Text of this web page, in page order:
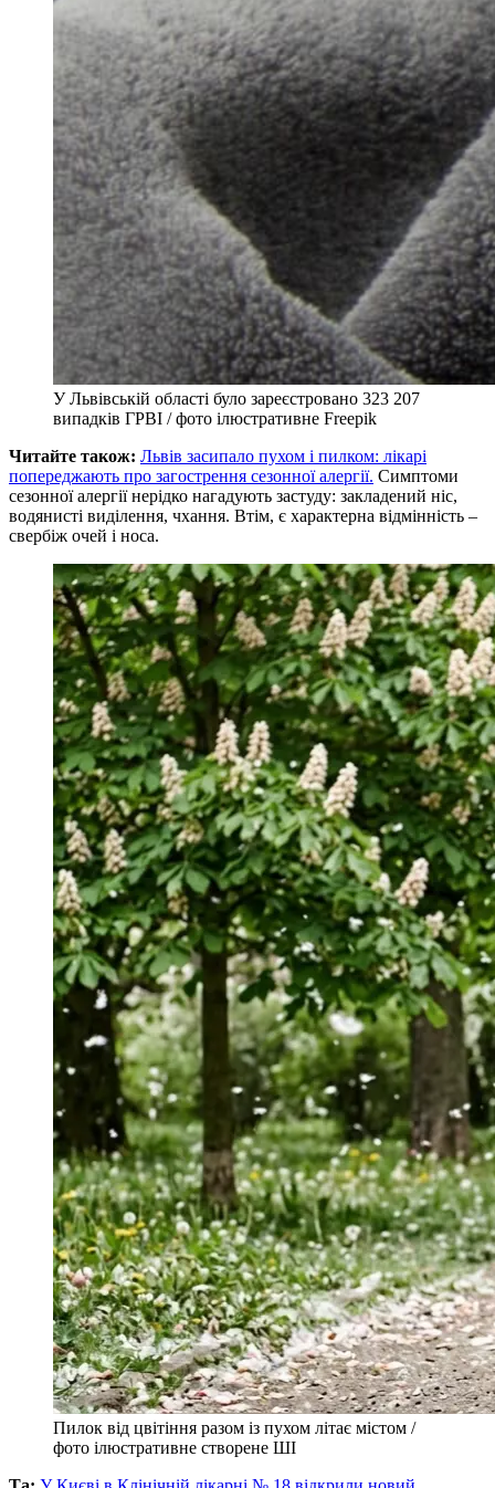
У Львівській області було зареєстровано 323 207
випадків ГРВІ / фото ілюстративне Freepik
Читайте також: Львів засипало пухом і пилком: лікарі
попереджають про загострення сезонної алергії. Симптоми
сезонної алергії нерідко нагадують застуду: закладений ніс,
водянисті виділення, чхання. Втім, є характерна відмінність –
свербіж очей і носа.
Пилок від цвітіння разом із пухом літає містом /
фото ілюстративне створене ШІ